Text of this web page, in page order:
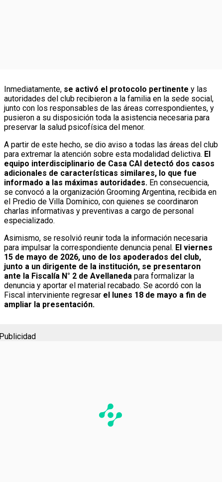
Inmediatamente, se activó el protocolo pertinente y las
autoridades del club recibieron a la familia en la sede social,
junto con los responsables de las áreas correspondientes, y
pusieron a su disposición toda la asistencia necesaria para
preservar la salud psicofísica del menor.
A partir de este hecho, se dio aviso a todas las áreas del club
para extremar la atención sobre esta modalidad delictiva. El
equipo interdisciplinario de Casa CAI detectó dos casos
adicionales de características similares, lo que fue
informado a las máximas autoridades. En consecuencia,
se convocó a la organización Grooming Argentina, recibida en
el Predio de Villa Domínico, con quienes se coordinaron
charlas informativas y preventivas a cargo de personal
especializado.
Asimismo, se resolvió reunir toda la información necesaria
para impulsar la correspondiente denuncia penal. El viernes
15 de mayo de 2026, uno de los apoderados del club,
junto a un dirigente de la institución, se presentaron
ante la Fiscalía N° 2 de Avellaneda para formalizar la
denuncia y aportar el material recabado. Se acordó con la
Fiscal interviniente regresar el lunes 18 de mayo a fin de
ampliar la presentación.